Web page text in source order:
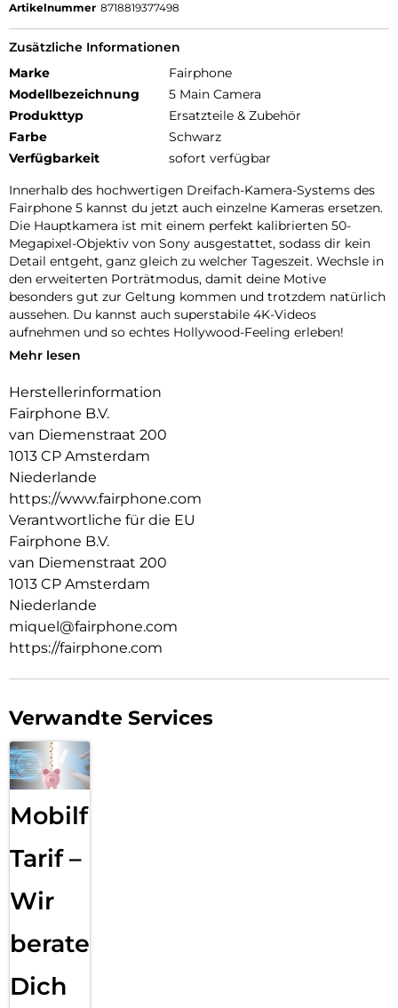
Artikelnummer 8718819377498
Zusätzliche Informationen
Marke
Fairphone
Modellbezeichnung
5 Main Camera
Produkttyp
Ersatzteile & Zubehör
Farbe
Schwarz
Verfügbarkeit
sofort verfügbar
Innerhalb des hochwertigen Dreifach-Kamera-Systems des
Fairphone 5 kannst du jetzt auch einzelne Kameras ersetzen.
Die Hauptkamera ist mit einem perfekt kalibrierten 50-
Megapixel-Objektiv von Sony ausgestattet, sodass dir kein
Detail entgeht, ganz gleich zu welcher Tageszeit. Wechsle in
den erweiterten Porträtmodus, damit deine Motive
besonders gut zur Geltung kommen und trotzdem natürlich
aussehen. Du kannst auch superstabile 4K-Videos
aufnehmen und so echtes Hollywood-Feeling erleben!
Hinweis: Nur für das Fairphone 5. Nicht mit älteren Modellen
Mehr lesen
Herstellerinformation
Fairphone B.V.
van Diemenstraat 200
1013 CP Amsterdam
Niederlande
https://www.fairphone.com
Verantwortliche für die EU
Fairphone B.V.
van Diemenstraat 200
1013 CP Amsterdam
Niederlande
miquel@fairphone.com
https://fairphone.com
Verwandte Services
Mobilfunk
Tarif –
Wir
beraten
Dich